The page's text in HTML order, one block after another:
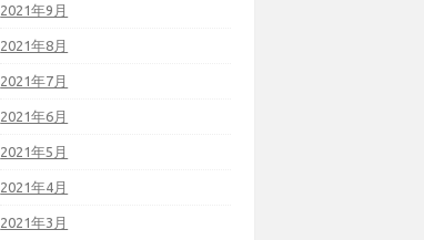
2021年9月
2021年8月
2021年7月
2021年6月
2021年5月
2021年4月
2021年3月